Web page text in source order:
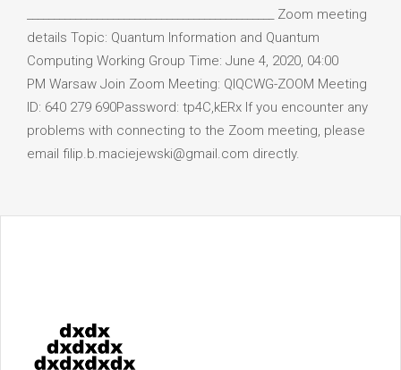
______________________________________________ Zoom meeting
details Topic: Quantum Information and Quantum
Computing Working Group Time: June 4, 2020, 04:00
PM Warsaw Join Zoom Meeting: QIQCWG-ZOOM Meeting
ID: 640 279 690Password: tp4C,kERx If you encounter any
problems with connecting to the Zoom meeting, please
email filip.b.maciejewski@gmail.com directly.